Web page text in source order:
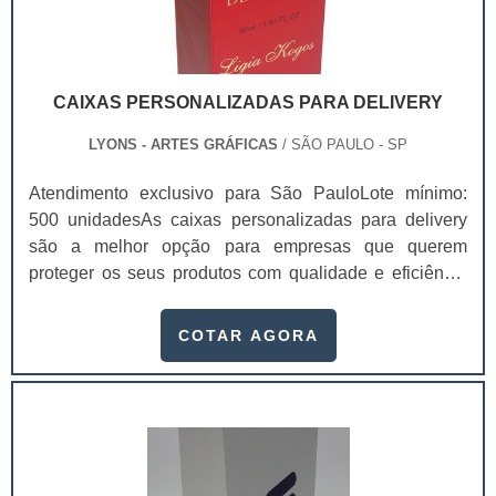
CAIXAS PERSONALIZADAS PARA DELIVERY
LYONS - ARTES GRÁFICAS / SÃO PAULO - SP
Atendimento exclusivo para São PauloLote mínimo:
500 unidadesAs caixas personalizadas para delivery
são a melhor opção para empresas que querem
proteger os seus produtos com qualidade e eficiência
conservação dos produtos, mantendo a temperatura
casa dos clientes sem sofrer danos que prejudicam a
materiais recicláveis que mantém a integridade dos
causam danos a natureza. Além disso, a entrega das
COTAR AGORA